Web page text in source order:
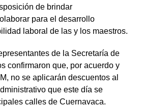
de brindar
para el desarrollo
laboral de las y los maestros.
de la Secretaría de
confirmaron que, por acuerdo y
no se aplicarán descuentos al
que este día se
calles de Cuernavaca.